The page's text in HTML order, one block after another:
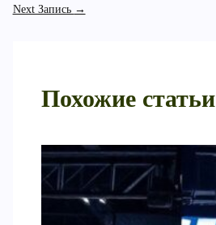
Next Запись →
Похожие статьи